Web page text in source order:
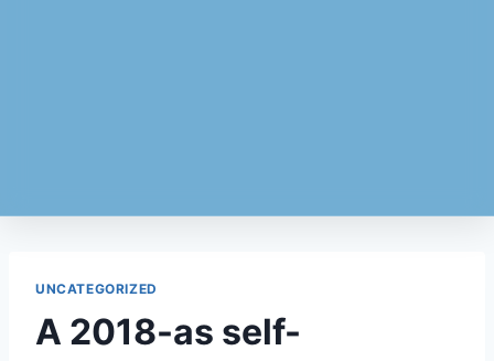
UNCATEGORIZED
A 2018-as self-